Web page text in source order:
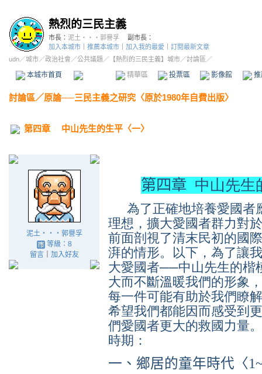
熱烈的三民主義
市長： 泥土‧‧‧郭譽孚
副市長：
加入本城市
推薦本城市 加入我的最愛
訂閱最新文章
udn／城市／政治社會 ／公共議題 ／ 【熱烈的三民主義】城市／討論區／
本城市首頁 精華區 投票區 影像館
討論區／原論──三民主義之研究〈原於1980年自費出版〉
第四章 中山先生的生平〈一〉
泥土‧‧‧郭譽孚
等級：8
留言｜ 加入好友
第四章 中山先生
為了正確地培養愛國者
理想，擴大愛國者群力對
前面剖視了清末民初的國
湃的情形。以下，為了讓
大愛國者──中山先生的楷
大而不斷溫暖我們的形象
每一件可能有助於我們瞭
希望我們都能因而感受到
們愛國者更大的救國力量
時期：
一、鄉居的童年時代〈